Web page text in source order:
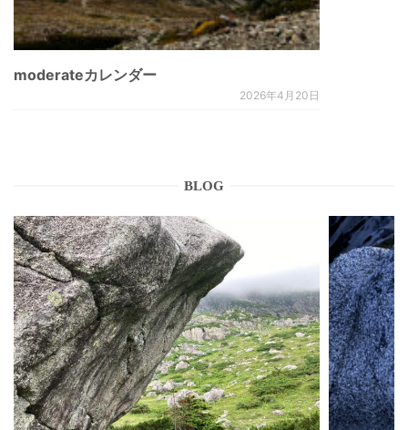
moderateカレンダー
2026年4月20日
BLOG